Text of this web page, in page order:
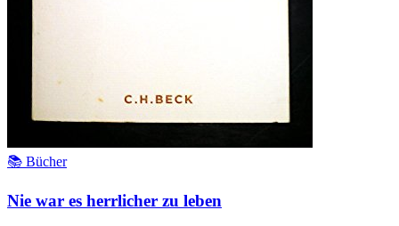
📚 Bücher
Nie war es herrlicher zu leben